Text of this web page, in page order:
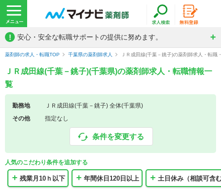
! 安心・安全な転職サポートの提供に努めます。
薬剤師の求人・転職TOP 千葉県の薬剤師求人 ＪＲ成田線(千葉－銚子)の薬剤師求人・転職
ＪＲ成田線(千葉－銚子)(千葉県)の薬剤師求人・転職情報一
覧
勤務地
ＪＲ成田線(千葉－銚子) 全体(千葉県)
その他
指定なし
条件を変更する
人気のこだわり条件を追加する
残業月10ｈ以下 年間休日120日以上 土日休み（相談可含